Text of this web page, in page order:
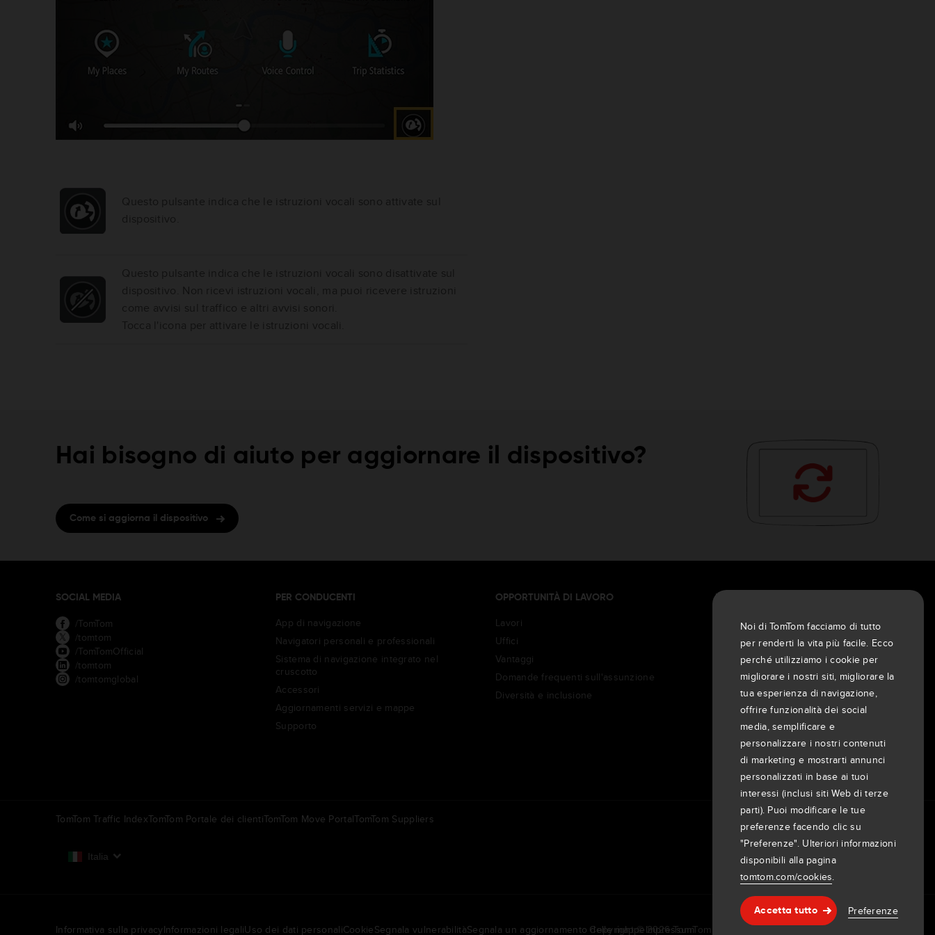
Assistenza & supporto
Hai bisogno di aiuto per aggiornare il dispositivo?
Come si aggiorna il dispositivo
SOCIAL MEDIA
/TomTom
/tomtom
/TomTomOfficial
/tomtom
/tomtomglobal
PER CONDUCENTI
App di navigazione
Navigatori personali e professionali
Sistema di navigazione integrato nel
cruscotto
Accessori
Aggiornamenti servizi e mappe
Supporto
OPPORTUNITÀ DI LAVORO
Lavori
Uffici
Vantaggi
Domande frequenti sull'assunzione
Diversità e inclusione
INFORMAZIONI SU DI NOI
Azienda
Clienti
Sala stampa
Eventi
Comunicati stampa
Investitori
7th item
Routing
9th item of footer
TomTom Traffic IndexTomTom Portale dei clientiTomTom Move PortalTomTom Suppliers
Italia
België | Nederlands Nederland | Nederlands Americas | English
Informativa sulla privacyInformazioni legaliUso dei dati personaliCookieSegnala vulnerabilitàSegnala un aggiornamento delle mappeImpressum
Copyright © 2026 TomTom International BV. All rights reserved.
Noi di TomTom facciamo di tutto
per renderti la vita più facile. Ecco
perché utilizziamo i cookie per
migliorare i nostri siti, migliorare la
tua esperienza di navigazione,
offrire funzionalità dei social
media, semplificare e
personalizzare i nostri contenuti
di marketing e mostrarti annunci
personalizzati in base ai tuoi
interessi (inclusi siti Web di terze
parti). Puoi modificare le tue
preferenze facendo clic su
"Preferenze". Ulteriori informazioni
disponibili alla pagina
tomtom.com/cookies.
Accetta tutto Preferenze